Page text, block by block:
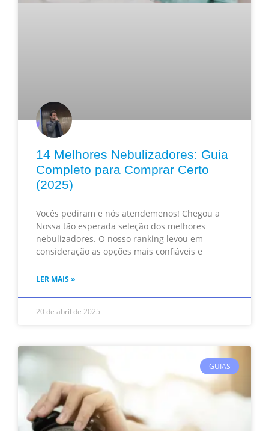
14 Melhores Nebulizadores: Guia
Completo para Comprar Certo
(2025)
Vocês pediram e nós atendemenos! Chegou a
Nossa tão esperada seleção dos melhores
nebulizadores. O nosso ranking levou em
consideração as opções mais confiáveis e
LER MAIS »
20 de abril de 2025
GUIAS